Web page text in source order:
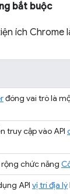
bắt buộc
ích
đóng vai trò là
truy cập vào API
chức năng
API vị trí địa lý